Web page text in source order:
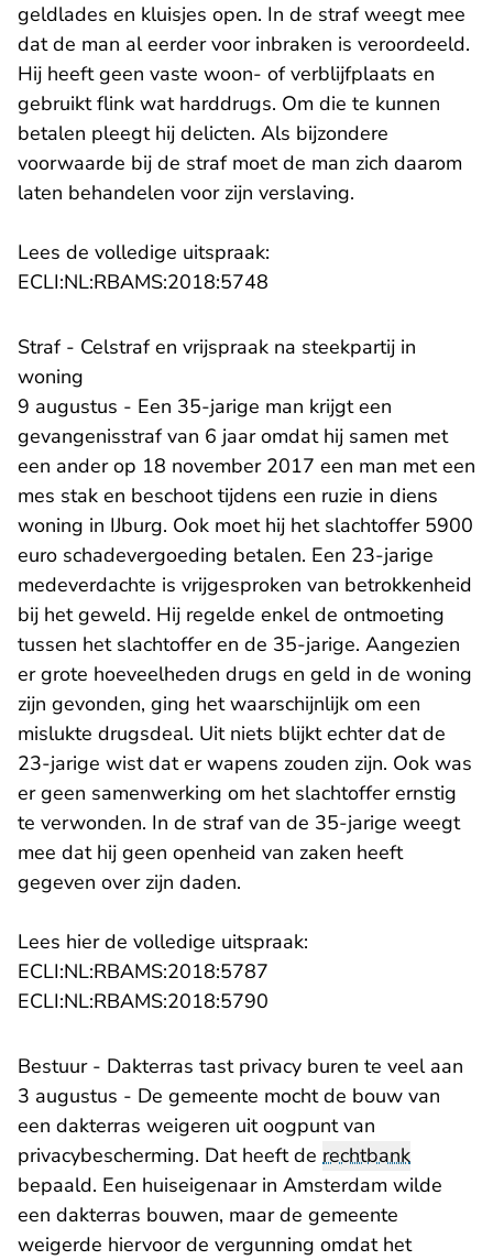
geldlades en kluisjes open. In de straf weegt mee
dat de man al eerder voor inbraken is veroordeeld.
Hij heeft geen vaste woon- of verblijfplaats en
gebruikt flink wat harddrugs. Om die te kunnen
betalen pleegt hij delicten. Als bijzondere
voorwaarde bij de straf moet de man zich daarom
laten behandelen voor zijn verslaving.
Lees de volledige uitspraak:
ECLI:NL:RBAMS:2018:5748
Straf - Celstraf en vrijspraak na steekpartij in
woning
9 augustus - Een 35-jarige man krijgt een
gevangenisstraf van 6 jaar omdat hij samen met
een ander op 18 november 2017 een man met een
mes stak en beschoot tijdens een ruzie in diens
woning in IJburg. Ook moet hij het slachtoffer 5900
euro schadevergoeding betalen. Een 23-jarige
medeverdachte is vrijgesproken van betrokkenheid
bij het geweld. Hij regelde enkel de ontmoeting
tussen het slachtoffer en de 35-jarige. Aangezien
er grote hoeveelheden drugs en geld in de woning
zijn gevonden, ging het waarschijnlijk om een
mislukte drugsdeal. Uit niets blijkt echter dat de
23-jarige wist dat er wapens zouden zijn. Ook was
er geen samenwerking om het slachtoffer ernstig
te verwonden. In de straf van de 35-jarige weegt
mee dat hij geen openheid van zaken heeft
gegeven over zijn daden.
Lees hier de volledige uitspraak:
ECLI:NL:RBAMS:2018:5787
ECLI:NL:RBAMS:2018:5790
Bestuur - Dakterras tast privacy buren te veel aan
3 augustus - De gemeente mocht de bouw van
een dakterras weigeren uit oogpunt van
privacybescherming. Dat heeft de rechtbank
bepaald. Een huiseigenaar in Amsterdam wilde
een dakterras bouwen, maar de gemeente
weigerde hiervoor de vergunning omdat het